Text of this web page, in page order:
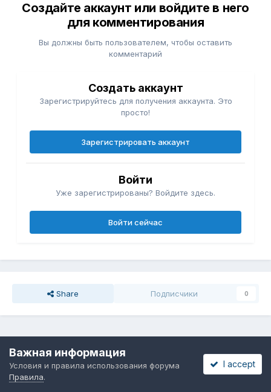
Создайте аккаунт или войдите в него
для комментирования
Вы должны быть пользователем, чтобы оставить
комментарий
Создать аккаунт
Зарегистрируйтесь для получения аккаунта. Это
просто!
Зарегистрировать аккаунт
Войти
Уже зарегистрированы? Войдите здесь.
Войти сейчас
Share Подписчики 0
Сейчас на странице
Важная информация
Условия и правила использования форума
Правила.
I accept